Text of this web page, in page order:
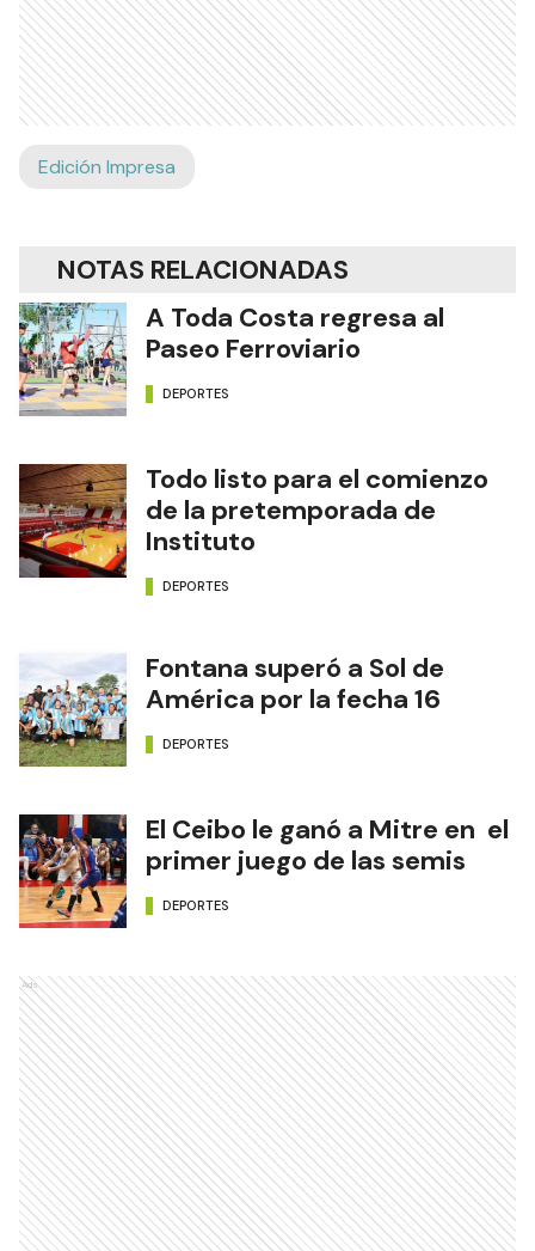
Edición Impresa
NOTAS RELACIONADAS
A Toda Costa regresa al
Paseo Ferroviario
DEPORTES
Todo listo para el comienzo
de la pretemporada de
Instituto
DEPORTES
Fontana superó a Sol de
América por la fecha 16
DEPORTES
El Ceibo le ganó a Mitre en el
primer juego de las semis
DEPORTES
Ads